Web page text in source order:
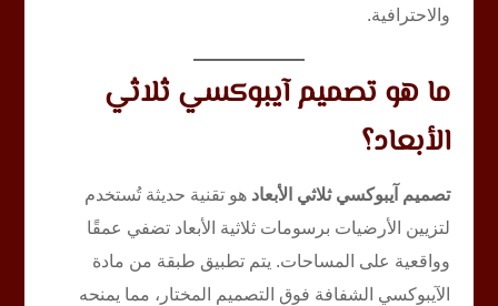
والاحترافية.
ما هو تصميم آيبوكسي ثلاثي
الأبعاد؟
تصميم آيبوكسي ثلاثي الأبعاد هو تقنية حديثة تُستخدم
لتزيين الأرضيات برسومات ثلاثية الأبعاد تضفي عمقًا
وواقعية على المساحات. يتم تطبيق طبقة من مادة
الآيبوكسي الشفافة فوق التصميم المختار، مما يمنحه